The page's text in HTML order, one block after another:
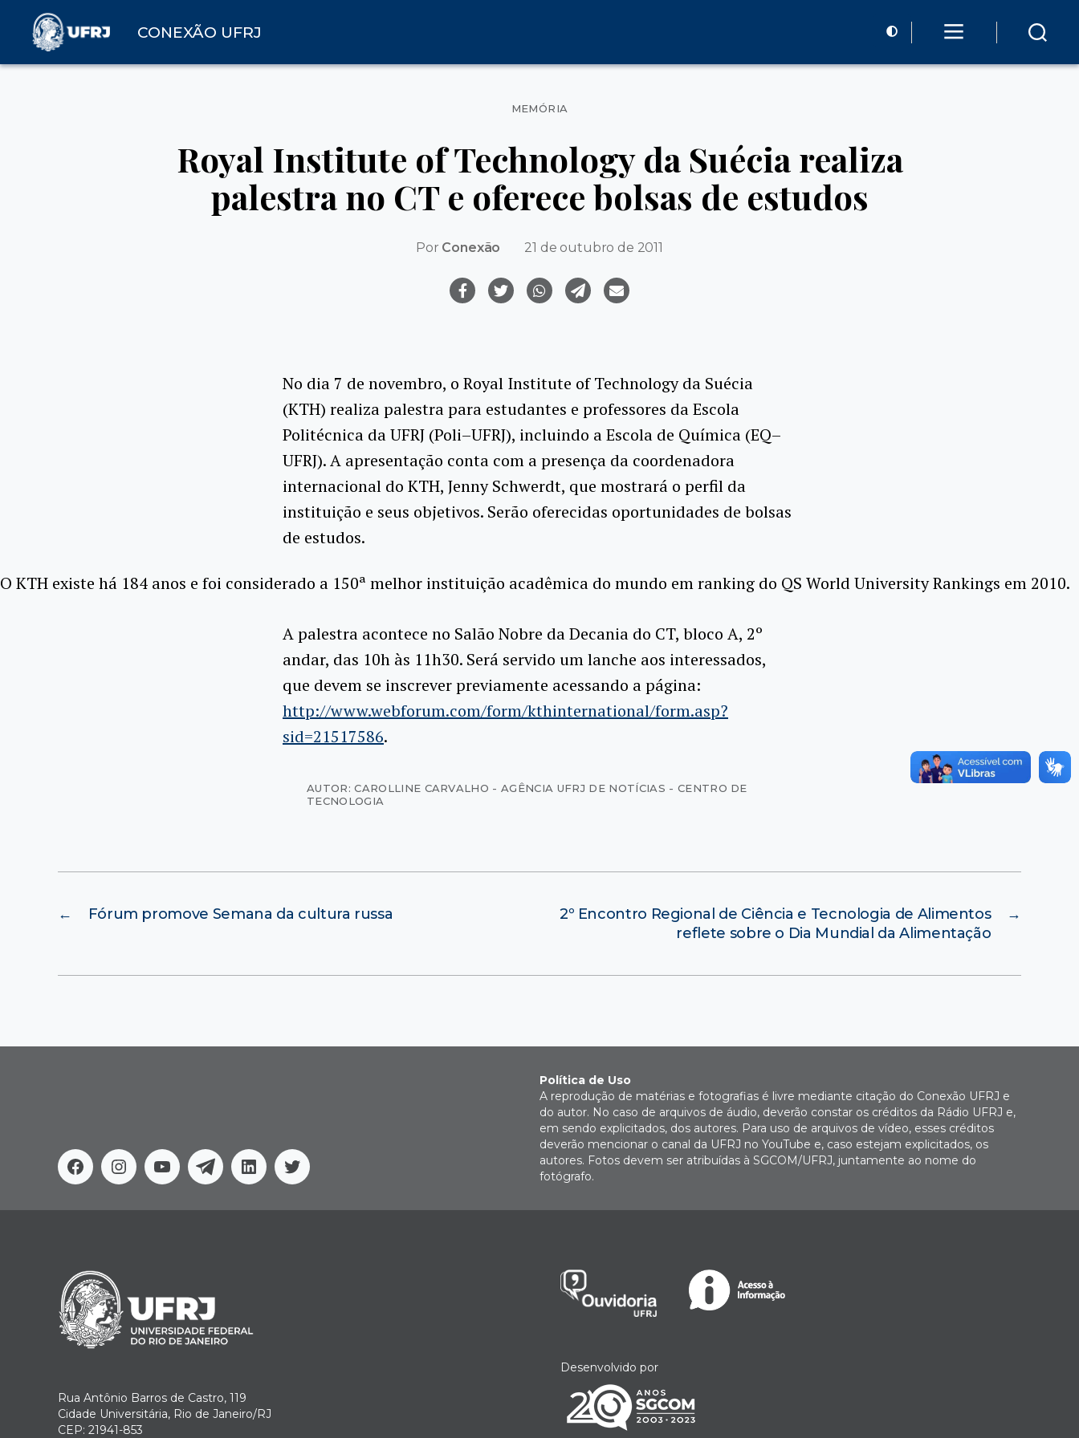
CONEXÃO UFRJ
Categorias
MEMÓRIA
Royal Institute of Technology da Suécia realiza
palestra no CT e oferece bolsas de estudos
Por Conexão 21 de outubro de 2011
No dia 7 de novembro, o Royal Institute of Technology da Suécia
(KTH) realiza palestra para estudantes e professores da Escola
Politécnica da UFRJ (Poli–UFRJ), incluindo a Escola de Química (EQ–
UFRJ). A apresentação conta com a presença da coordenadora
internacional do KTH, Jenny Schwerdt, que mostrará o perfil da
instituição e seus objetivos. Serão oferecidas oportunidades de bolsas
de estudos.
O KTH existe há 184 anos e foi considerado a 150ª melhor instituição acadêmica do mundo em ranking do QS World University Rankings em 2010.
A palestra acontece no Salão Nobre da Decania do CT, bloco A, 2º
andar, das 10h às 11h30. Será servido um lanche aos interessados,
que devem se inscrever previamente acessando a página:
http://www.webforum.com/form/kthinternational/form.asp?
sid=21517586.
AUTOR: CAROLLINE CARVALHO - AGÊNCIA UFRJ DE NOTÍCIAS - CENTRO DE
TECNOLOGIA
← Fórum promove Semana da cultura russa →
2º Encontro Regional de Ciência e Tecnologia de Alimentos
reflete sobre o Dia Mundial da Alimentação
FacebookInstagram
YoutubeTelegramLinkedinTwitter
Política de Uso
A reprodução de matérias e fotografias é livre mediante citação do Conexão UFRJ e
do autor. No caso de arquivos de áudio, deverão constar os créditos da Rádio UFRJ e,
em sendo explicitados, dos autores. Para uso de arquivos de vídeo, esses créditos
deverão mencionar o canal da UFRJ no YouTube e, caso estejam explicitados, os
autores. Fotos devem ser atribuídas à SGCOM/UFRJ, juntamente ao nome do
fotógrafo.
Rua Antônio Barros de Castro, 119
Cidade Universitária, Rio de Janeiro/RJ
CEP: 21941-853
Desenvolvido por